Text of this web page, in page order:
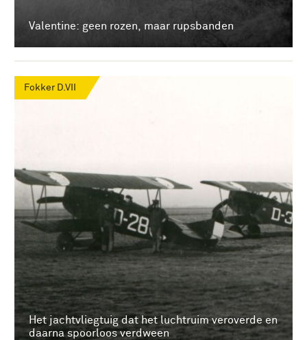
Valentine: geen rozen, maar rupsbanden
Fokker D.VII
Het jachtvliegtuig dat het luchtruim veroverde en
daarna spoorloos verdween